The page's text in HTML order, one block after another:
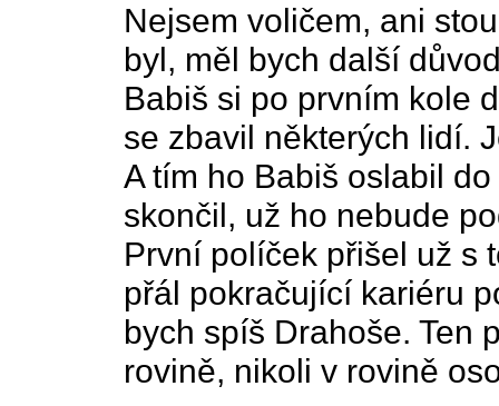
Nejsem voličem, ani
byl, měl bych další
Babiš si po prvním kole
se zbavil některých lidí.
A tím ho Babiš oslabil
skončil, už ho nebude
První políček přišel už s
přál pokračující kariéru
bych spíš Drahoše. Ten
rovině, nikoli v rovině